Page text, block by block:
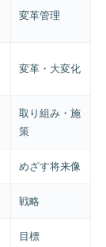
変革管理
変革・大変化
取り組み・施
策
めざす将来像
戦略
目標